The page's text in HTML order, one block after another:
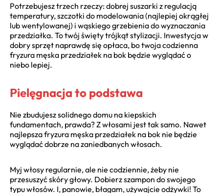
Potrzebujesz trzech rzeczy: dobrej suszarki z regulacją
temperatury, szczotki do modelowania (najlepiej okrągłej
lub wentylowanej) i wąskiego grzebienia do wyznaczania
przedziałka. To twój święty trójkąt stylizacji. Inwestycja w
dobry sprzęt naprawdę się opłaca, bo twoja codzienna
fryzura męska przedziałek na bok będzie wyglądać o
niebo lepiej.
Pielęgnacja to podstawa
Nie zbudujesz solidnego domu na kiepskich
fundamentach, prawda? Z włosami jest tak samo. Nawet
najlepsza fryzura męska przedziałek na bok nie będzie
wyglądać dobrze na zaniedbanych włosach.
Myj włosy regularnie, ale nie codziennie, żeby nie
przesuszyć skóry głowy. Dobierz szampon do swojego
typu włosów. I, panowie, błagam, używajcie odżywki! To